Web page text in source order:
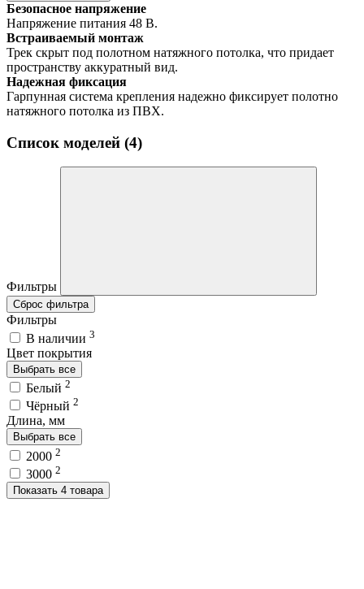
Безопасное напряжение
Напряжение питания 48 В.
Встраиваемый монтаж
Трек скрыт под полотном натяжного потолка, что придает
пространству аккуратный вид.
Надежная фиксация
Гарпунная система крепления надежно фиксирует полотно
натяжного потолка из ПВХ.
Список моделей (4)
Фильтры
Сброс фильтра
Фильтры
В наличии 3
Цвет покрытия
Выбрать все
Белый 2
Чёрный 2
Длина, мм
Выбрать все
2000 2
3000 2
Показать 4 товара